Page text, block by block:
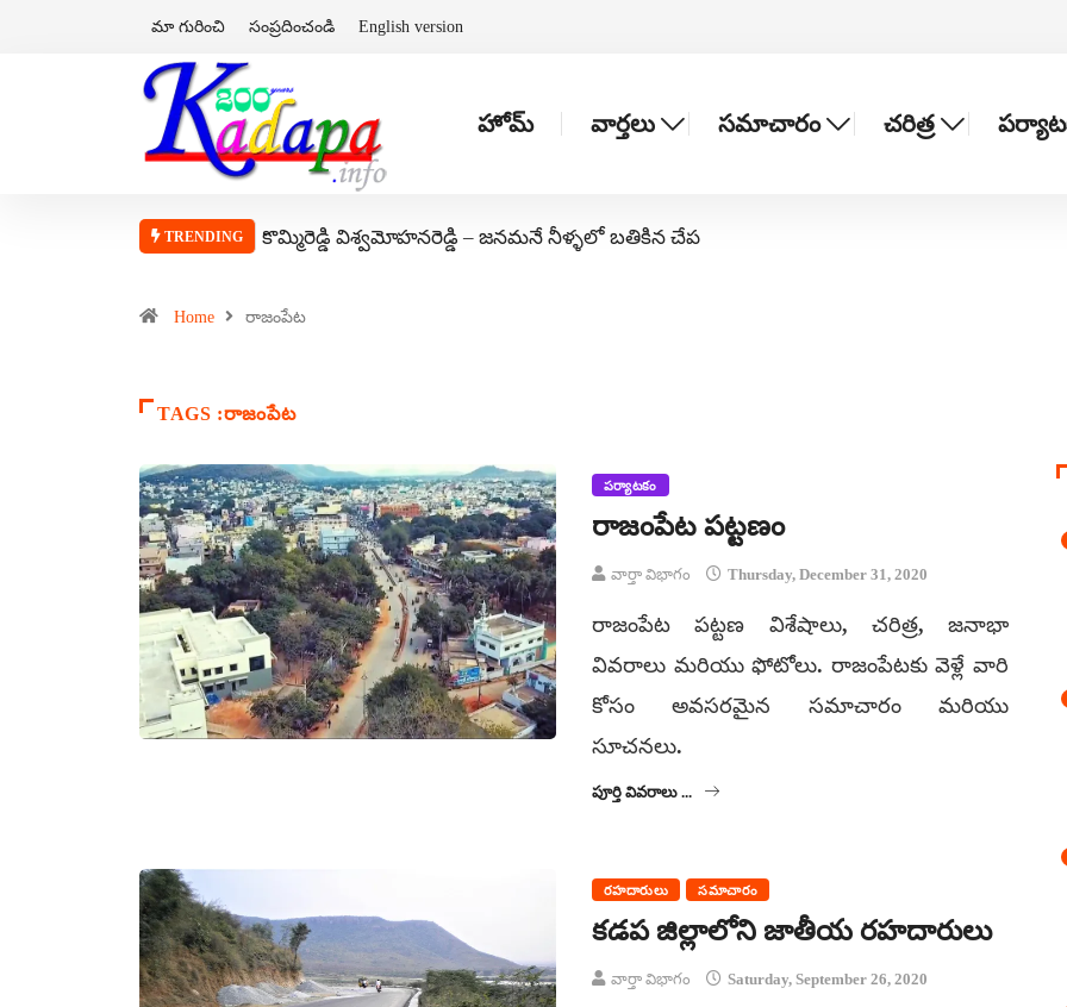
మా గురించి సంప్రదించండి English version
హోమ్ వార్తలు సమాచారం చరిత్ర
TRENDING కొమ్మిరెడ్డి విశ్వమోహనరెడ్డి – జనమనే నీళ్ళలో బతికిన చేప
Home రాజంపేట
TAGS :రాజంపేట
పర్యాటకం
రాజంపేట పట్టణం
వార్తా విభాగం Thursday, December 31, 2020
రాజంపేట పట్టణ విశేషాలు, చరిత్ర, జనాభా
వివరాలు మరియు ఫోటోలు. రాజంపేటకు వెళ్లే వారి
కోసం అవసరమైన సమాచారం మరియు
సూచనలు.
పూర్తి వివరాలు ...
రహదారులు సమాచారం
కడప జిల్లాలోని జాతీయ రహదారులు
వార్తా విభాగం Saturday, September 26, 2020